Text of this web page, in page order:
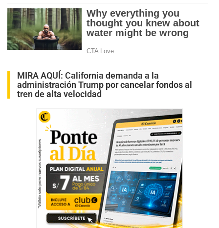
MIRA AQUÍ: California demanda a la
administración Trump por cancelar fondos al
tren de alta velocidad